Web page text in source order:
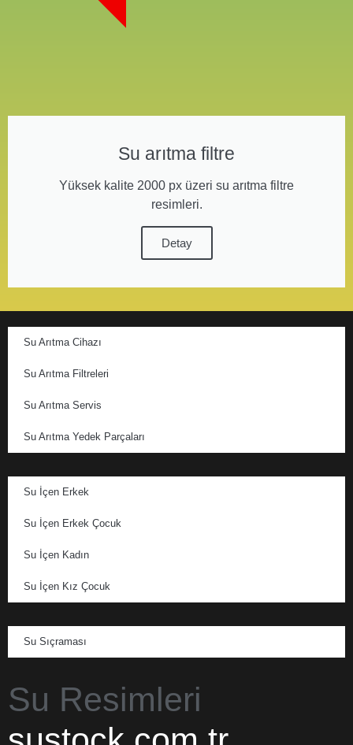
Su arıtma filtre
Yüksek kalite 2000 px üzeri su arıtma filtre
resimleri.
Detay
Su Arıtma Cihazı
Su Arıtma Filtreleri
Su Arıtma Servis
Su Arıtma Yedek Parçaları
Su İçen Erkek
Su İçen Erkek Çocuk
Su İçen Kadın
Su İçen Kız Çocuk
Su Sıçraması
Su Resimleri